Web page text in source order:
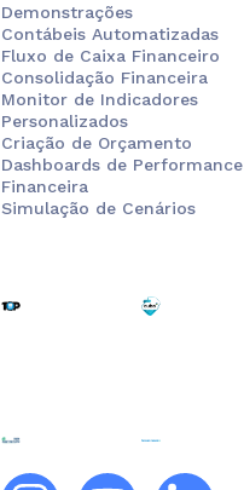
Demonstrações
Contábeis Automatizadas
Fluxo de Caixa Financeiro
Consolidação Financeira
Monitor de Indicadores
Personalizados
Criação de Orçamento
Dashboards de Performance
Financeira
Simulação de Cenários